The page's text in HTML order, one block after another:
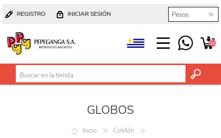
REGISTRO INICIAR SESIÓN
(0)
GLOBOS
Inicio Cotillón